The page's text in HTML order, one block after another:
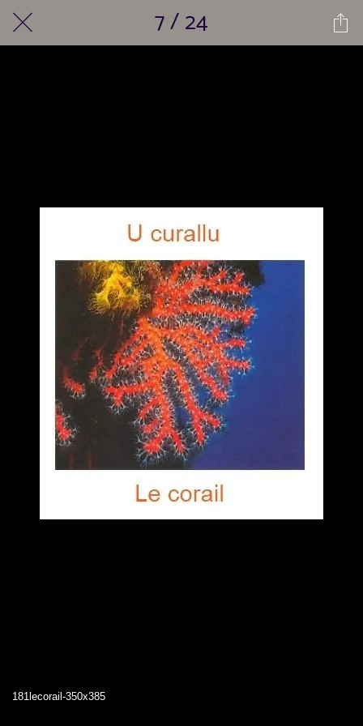
7 / 24
181lecorail-350x385